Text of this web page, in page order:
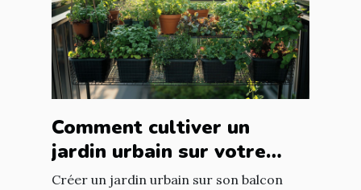
Comment cultiver un
jardin urbain sur votre
balcon
Créer un jardin urbain sur son balcon